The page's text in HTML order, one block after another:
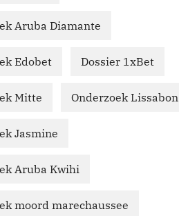
Aruba Diamante
Edobet Dossier 1xBet
Mitte Onderzoek Lissabon
Jasmine
Aruba Kwihi
moord marechaussee